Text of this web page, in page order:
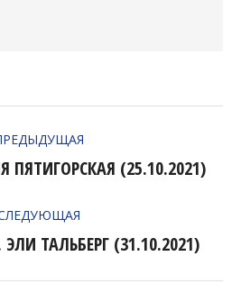
Предыдущая
ПЯТИГОРСКАЯ (25.10.2021)
Следующая
ТАЛЬБЕРГ (31.10.2021)